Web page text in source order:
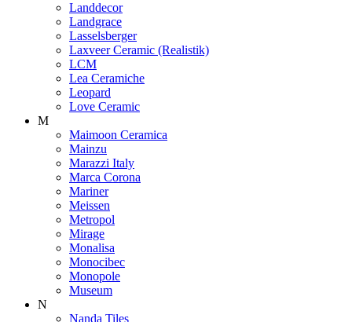
Landdecor
Landgrace
Lasselsberger
Laxveer Ceramic (Realistik)
LCM
Lea Ceramiche
Leopard
Love Ceramic
M
Maimoon Ceramica
Mainzu
Marazzi Italy
Marca Corona
Mariner
Meissen
Metropol
Mirage
Monalisa
Monocibec
Monopole
Museum
N
Nanda Tiles